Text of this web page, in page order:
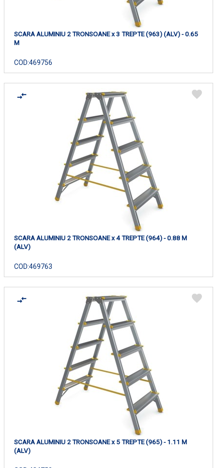
SCARA ALUMINIU 2 TRONSOANE x 3 TREPTE (963) (ALV) - 0.65
M
COD:469756
SCARA ALUMINIU 2 TRONSOANE x 4 TREPTE (964) - 0.88 M
(ALV)
COD:469763
SCARA ALUMINIU 2 TRONSOANE x 5 TREPTE (965) - 1.11 M
(ALV)